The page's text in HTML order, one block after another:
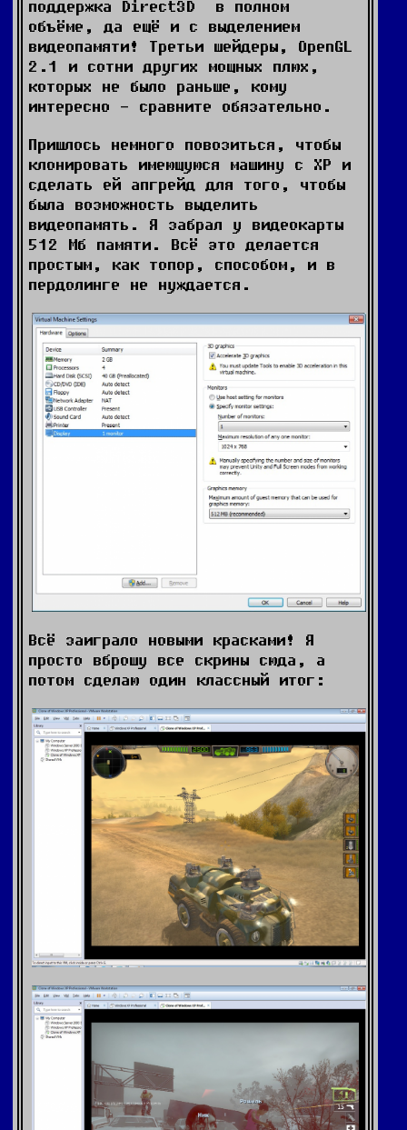
поддержка Direct3D в полном
объёме, да ещё и с выделением
видеопамяти! Третьи шейдеры, OpenGL
2.1 и сотни других мощных плюх,
которых не было раньше, кому
интересно - сравните обязательно.
Пришлось немного повозиться, чтобы
клонировать имеющуюся машину с ХР и
сделать ей апгрейд для того, чтобы
была возможность выделить
видеопамять. Я забрал у видеокарты
512 Мб памяти. Всё это делается
простым, как топор, способом, и в
пердолинге не нуждается.
Всё заиграло новыми красками! Я
просто вброшу все скрины сюда, а
потом сделаю один классный итог: